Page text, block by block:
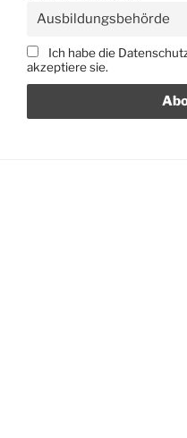
Ich habe die
akzeptiere sie.